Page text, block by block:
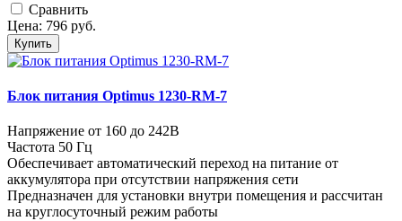
Cравнить
Цена: 796 руб.
Купить
Блок питания Optimus 1230-RM-7
Напряжение от 160 до 242В
Частота 50 Гц
Обеспечивает автоматический переход на питание от
аккумулятора при отсутствии напряжения сети
Предназначен для установки внутри помещения и рассчитан
на круглосуточный режим работы